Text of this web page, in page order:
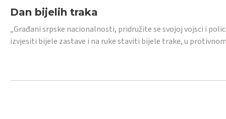
Dan bijelih traka
„Građani srpske nacionalnosti, pridružite se svojoj vojsci i
izvjesiti bijele zastave i na ruke staviti bijele trake, u